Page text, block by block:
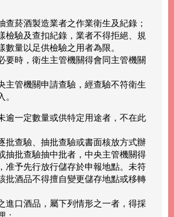
查菸酒製造業者之作業衛生及紀錄；
檢驗及查扣紀錄，業者不得拒絕、規
數量以足供檢驗之用者為限。
要時，衛生主管機關得會同主管機關
主管機關申請查驗，經查驗不符衛生
逾一定數量或供特定用途者，不在此
批查驗、抽批查驗或書面核放方式辦
抽批查驗抽中批者，中央主管機關得
准予先行放行儲存於申報地點。未符
批酒品不得擅自變更儲存地點或移轉
進口酒品，屬下列情形之一者，得採